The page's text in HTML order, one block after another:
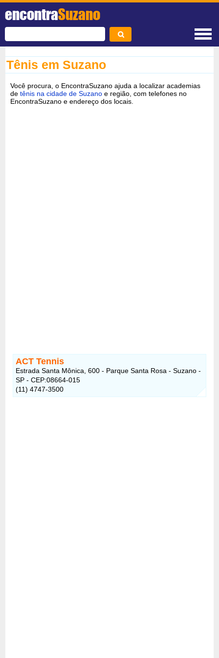
encontraSuzano
Tênis em Suzano
Você procura, o EncontraSuzano ajuda a localizar academias
detênis na cidade de Suzano e região, com telefones no
EncontraSuzano e endereço dos locais.
ACT Tennis
Estrada Santa Mônica, 600 - Parque Santa Rosa - Suzano -
SP - CEP:08664-015
(11) 4747-3500